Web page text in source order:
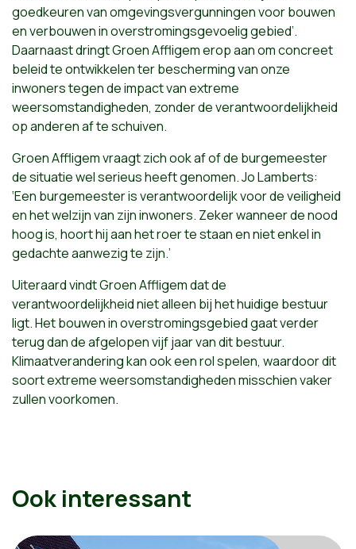
goedkeuren van omgevingsvergunningen voor bouwen
en verbouwen in overstromingsgevoelig gebied’.
Daarnaast dringt Groen Affligem erop aan om concreet
beleid te ontwikkelen ter bescherming van onze
inwoners tegen de impact van extreme
weersomstandigheden, zonder de verantwoordelijkheid
op anderen af te schuiven.
Groen Affligem vraagt zich ook af of de burgemeester
de situatie wel serieus heeft genomen. Jo Lamberts:
‘Een burgemeester is verantwoordelijk voor de veiligheid
en het welzijn van zijn inwoners. Zeker wanneer de nood
hoog is, hoort hij aan het roer te staan en niet enkel in
gedachte aanwezig te zijn.’
Uiteraard vindt Groen Affligem dat de
verantwoordelijkheid niet alleen bij het huidige bestuur
ligt. Het bouwen in overstromingsgebied gaat verder
terug dan de afgelopen vijf jaar van dit bestuur.
Klimaatverandering kan ook een rol spelen, waardoor dit
soort extreme weersomstandigheden misschien vaker
zullen voorkomen.
Ook interessant